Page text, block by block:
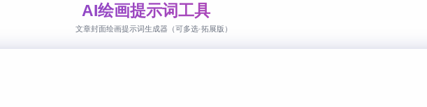
AI绘画提示词工具
文章封面绘画提示词生成器（可多选·拓展版）